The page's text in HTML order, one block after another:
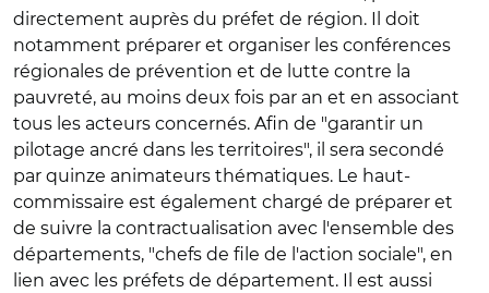
directement auprès du préfet de région. Il doit
notamment préparer et organiser les conférences
régionales de prévention et de lutte contre la
pauvreté, au moins deux fois par an et en associant
tous les acteurs concernés. Afin de "garantir un
pilotage ancré dans les territoires", il sera secondé
par quinze animateurs thématiques. Le haut-
commissaire est également chargé de préparer et
de suivre la contractualisation avec l'ensemble des
départements, "chefs de file de l'action sociale", en
lien avec les préfets de département. Il est aussi